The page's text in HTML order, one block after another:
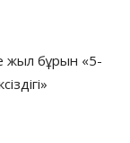
жыл бұрын «5-